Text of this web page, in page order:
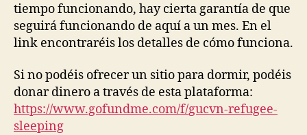
tiempo funcionando, hay cierta garantía de que
seguirá funcionando de aquí a un mes. En el
link encontraréis los detalles de cómo funciona.
Si no podéis ofrecer un sitio para dormir, podéis
donar dinero a través de esta plataforma:
https://www.gofundme.com/f/gucvn-refugee-
sleeping